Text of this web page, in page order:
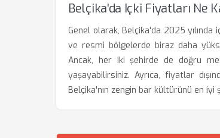
Belçika'da Içki Fiyatları Ne
Genel olarak, Belçika'da 2025
ve resmi bölgelerde biraz daha
Ancak, her iki şehirde de doğru
yaşayabilirsiniz. Ayrıca, fiyatlar
Belçika'nın zengin bar kültürünü en